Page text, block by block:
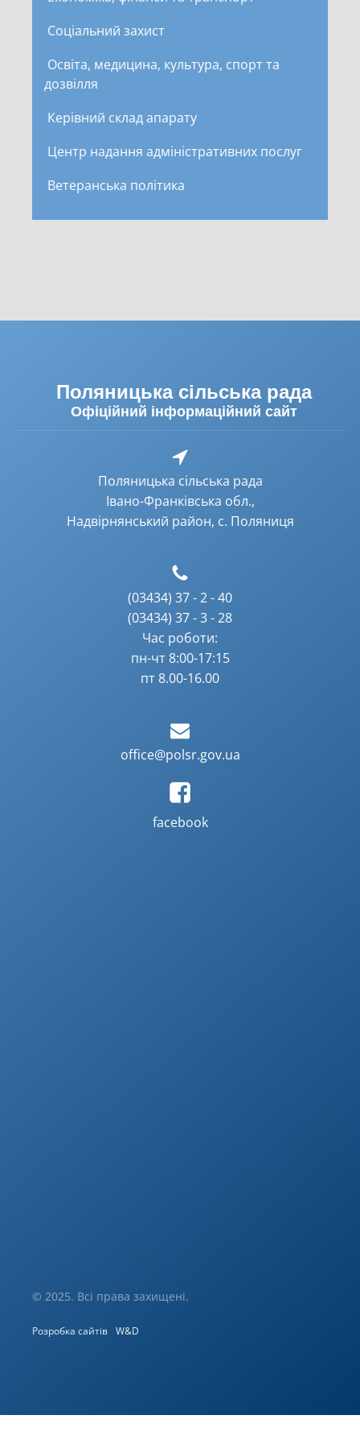
Соціальний захист
Освіта, медицина, культура, спорт та
дозвілля
Керівний склад апарату
Центр надання адміністративних послуг
Ветеранська політика
Поляницька сільська рада
Офіційний інформаційний сайт
Поляницька сільська рада
Івано-Франківська обл.,
Надвірнянський район, с. Поляниця
(03434) 37 - 2 - 40
(03434) 37 - 3 - 28
Час роботи:
пн-чт 8:00-17:15
пт 8.00-16.00
office@polsr.gov.ua
facebook
© 2025. Всі права захищені.
Розробка сайтів W&D